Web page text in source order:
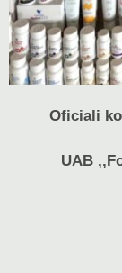
Oficiali
UAB